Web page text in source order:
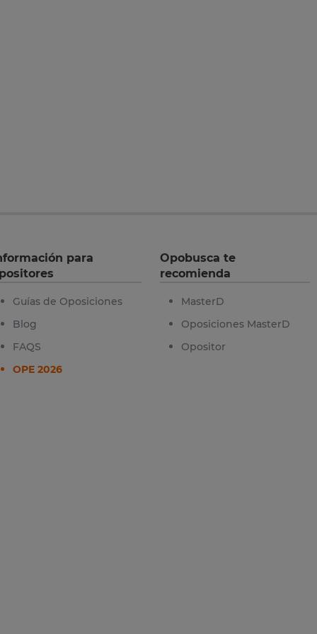
para
Guías de Oposiciones
Blog
FAQS
OPE 2026
Opobusca te
recomienda
MasterD
Oposiciones MasterD
Opositor